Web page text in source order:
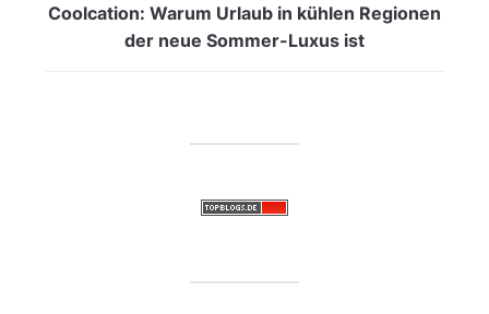
Coolcation: Warum Urlaub in kühlen Regionen
der neue Sommer-Luxus ist